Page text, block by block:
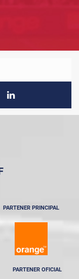
PARTENER PRINCIPAL
PARTENER OFICIAL